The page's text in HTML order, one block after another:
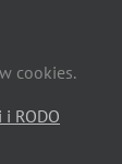
cookies.
RODO